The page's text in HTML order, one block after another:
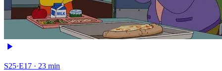
S25·E17 · 23 min